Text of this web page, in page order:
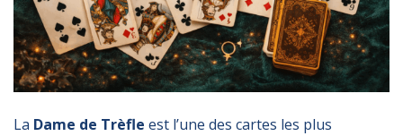
La Dame de Trèfle est l’une des cartes les plus